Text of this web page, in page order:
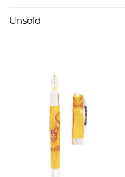
Unsold